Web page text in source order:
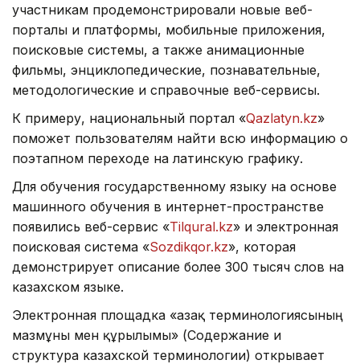
участникам продемонстрировали новые веб-
порталы и платформы, мобильные приложения,
поисковые системы, а также анимационные
фильмы, энциклопедические, познавательные,
методологические и справочные веб-сервисы.
К примеру, национальный портал «Qazlatyn.kz»
поможет пользователям найти всю информацию о
поэтапном переходе на латинскую графику.
Для обучения государственному языку на основе
машинного обучения в интернет-пространстве
появились веб-сервис «Tilqural.kz» и электронная
поисковая система «Sozdikqor.kz», которая
демонстрирует описание более 300 тысяч слов на
казахском языке.
Электронная площадка «Қазақ терминологиясының
мазмұны мен құрылымы» (Содержание и
структура казахской терминологии) открывает